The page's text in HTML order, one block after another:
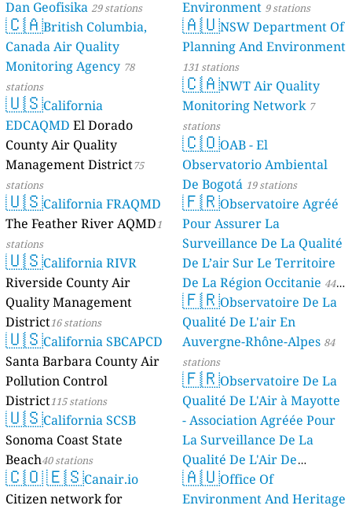
Dan Geofisika 29 stations
🇨🇦British Columbia,
Canada Air Quality
Monitoring Agency 78
stations
🇺🇸California
EDCAQMD El Dorado
County Air Quality
Management District75
stations
🇺🇸California FRAQMD
The Feather River AQMD1
stations
🇺🇸California RIVR
Riverside County Air
Quality Management
District16 stations
🇺🇸California SBCAPCD
Santa Barbara County Air
Pollution Control
District115 stations
🇺🇸California SCSB
Sonoma Coast State
Beach40 stations
🇨🇴🇪🇸Canair.io
Citizen network for
Environment 9 stations
🇦🇺NSW Department Of
Planning And Environment
131 stations
🇨🇦NWT Air Quality
Monitoring Network 7
stations
🇨🇴OAB - El
Observatorio Ambiental
De Bogotá 19 stations
🇫🇷Observatoire Agréé
Pour Assurer La
Surveillance De La Qualité
De L’air Sur Le Territoire
De La Région Occitanie 44
stations
🇫🇷Observatoire De La
Qualité De L'air En
Auvergne-Rhône-Alpes 84
stations
🇫🇷Observatoire De La
Qualité De L'Air à Mayotte
- Association Agréée Pour
La Surveillance De La
Qualité De L'Air De
Mayotte 4 stations
🇦🇺Office Of
Environment And Heritage